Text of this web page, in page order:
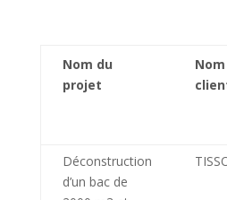
Nom du
projet
Déconstruction
d’un bac de